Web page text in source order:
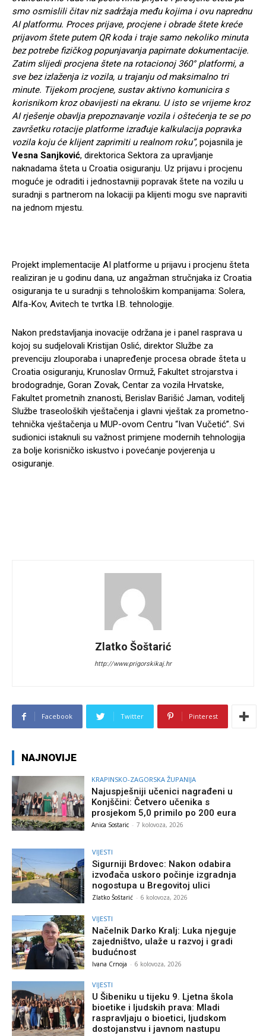
smo osmislili čitav niz sadržaja među kojima i ovu naprednu
AI platformu. Proces prijave, procjene i obrade štete kreće
prijavom štete putem QR koda i traje samo nekoliko minuta
bez potrebe fizičkog popunjavanja papirnate dokumentacije.
Zatim slijedi procjena štete na rotacionoj 360° platformi, a
sve bez izlaženja iz vozila, u trajanju od maksimalno tri
minute. Tijekom procjene, sustav aktivno komunicira s
korisnikom kroz obavijesti na ekranu. U isto se vrijeme kroz
AI rješenje obavlja prepoznavanje vozila i oštećenja te se po
završetku rotacije platforme izrađuje kalkulacija popravka
vozila koju će klijent zaprimiti u realnom roku”, pojasnila je
Vesna Sanjković, direktorica Sektora za upravljanje
naknadama šteta u Croatia osiguranju. Uz prijavu i procjenu
moguće je odraditi i jednostavniji popravak štete na vozilu u
suradnji s partnerom na lokaciji pa klijenti mogu sve napraviti
na jednom mjestu.
Projekt implementacije AI platforme u prijavu i procjenu šteta
realiziran je u godinu dana, uz angažman stručnjaka iz Croatia
osiguranja te u suradnji s tehnološkim kompanijama: Solera,
Alfa-Kov, Avitech te tvrtka I.B. tehnologije.
Nakon predstavljanja inovacije održana je i panel rasprava u
kojoj su sudjelovali Kristijan Oslić, direktor Službe za
prevenciju zlouporaba i unapređenje procesa obrade šteta u
Croatia osiguranju, Krunoslav Ormuž, Fakultet strojarstva i
brodogradnje, Goran Zovak, Centar za vozila Hrvatske,
Fakultet prometnih znanosti, Berislav Barišić Jaman, voditelj
Službe traseoloških vještačenja i glavni vještak za prometno-
tehnička vještačenja u MUP-ovom Centru “Ivan Vučetić”. Svi
sudionici istaknuli su važnost primjene modernih tehnologija
za bolje korisničko iskustvo i povećanje povjerenja u
osiguranje.
Zlatko Šoštarić
http://www.prigorskikaj.hr
Facebook Twitter Pinterest
NAJNOVIJE
KRAPINSKO-ZAGORSKA ŽUPANIJA
Najuspješniji učenici nagrađeni u
Konjščini: Četvero učenika s
prosjekom 5,0 primilo po 200 eura
Anica Sostaric - 7 kolovoza, 2026
VIJESTI
Sigurniji Brdovec: Nakon odabira
izvođača uskoro počinje izgradnja
nogostupa u Bregovitoj ulici
Zlatko Šoštarić - 6 kolovoza, 2026
VIJESTI
Načelnik Darko Kralj: Luka njeguje
zajedništvo, ulaže u razvoj i gradi
budućnost
Ivana Crnoja - 6 kolovoza, 2026
VIJESTI
U Šibeniku u tijeku 9. Ljetna škola
bioetike i ljudskih prava: Mladi
raspravljaju o bioetici, ljudskom
dostojanstvu i javnom nastupu